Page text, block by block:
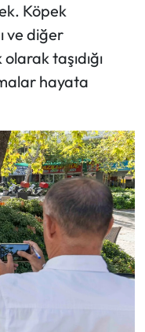
Köpek
ve diğer
taşıdığı
hayata